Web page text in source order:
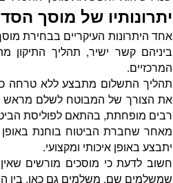
יתרונותיו של מוסך
אחד היתרונות העיקריים בבחירת
ביניהם קשר ישיר, תהליך התיקון
המרכזיים.
תהליך התשלום מתבצע ללא טרחה
את הצורך של המבוטח לשלם מראש
רבים מופחתת, בהתאם לפוליסת
מאחר שחברת הביטוח בוחנת
יתבצע באופן איכותי ומקצועי.
חשוב לדעת כי מוסכים מורשים
שמשלמים שם, משלמים גם כאן. בין